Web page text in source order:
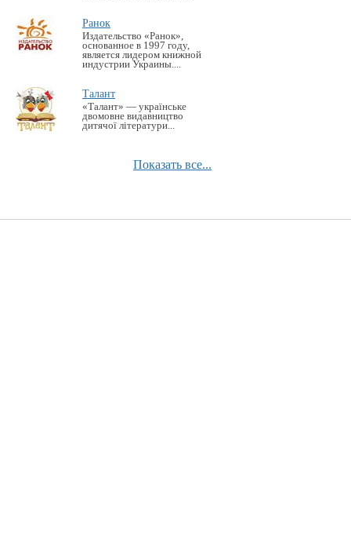
Ранок
Издательство «Ранок»,
основанное в 1997 году,
является лидером книжной
индустрии Украины....
Талант
«Талант» — українське
двомовне видавництво
дитячої літератури...
Показать все...